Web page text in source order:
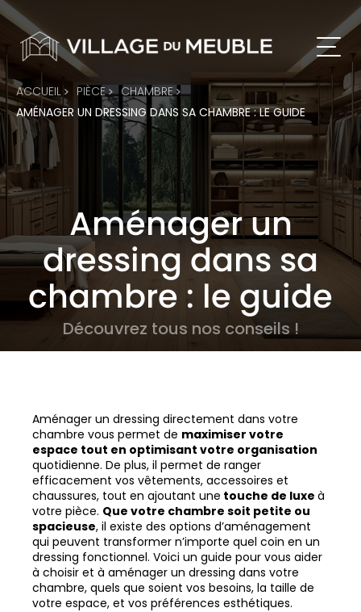
Aménager un
dressing dans sa
chambre : le guide
Découvrez tous nos conseils !
ACCUEIL PIÈCE
CHAMBRE
AMÉNAGER UN DRESSING DANS SA CHAMBRE : LE GUIDE
Aménager un dressing directement dans votre
chambre vous permet de maximiser votre
espace tout en optimisant votre organisation
quotidienne. De plus, il permet de ranger
efficacement vos vêtements, accessoires et
chaussures, tout en ajoutant une touche de luxe à
votre pièce. Que votre chambre soit petite ou
spacieuse, il existe des options d’aménagement
qui peuvent transformer n’importe quel coin en un
dressing fonctionnel. Voici un guide pour vous aider
à choisir et à aménager un dressing dans votre
chambre, quels que soient vos besoins, la taille de
votre espace, et vos préférences esthétiques.